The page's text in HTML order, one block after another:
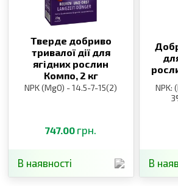
Тверде добриво
тривалої дії для
ягідних рослин
Компо, 2 кг
NPK (MgO) - 14.5-7-15(2)
747.00 грн.
В наявності
NPK:
В